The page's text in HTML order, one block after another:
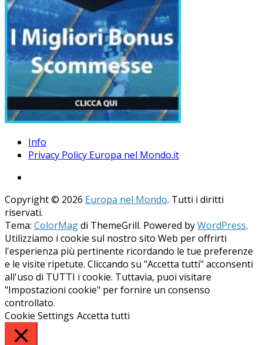
Info
Privacy Policy Europa nel Mondo.it
Copyright © 2026 Europa nel Mondo. Tutti i diritti
riservati.
Tema: ColorMagdi ThemeGrill. Powered byWordPress.
Utilizziamo i cookie sul nostro sito Web per offrirti
l'esperienza più pertinente ricordando le tue preferenze
e le visite ripetute. Cliccando su "Accetta tutti" acconsenti
all'uso di TUTTI i cookie. Tuttavia, puoi visitare
"Impostazioni cookie" per fornire un consenso
controllato.
Cookie Settings Accetta tutti